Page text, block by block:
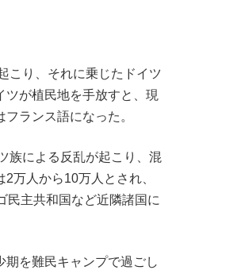
こり、それに乗じたドイツ
が植民地を手放すと、現
ランス語になった。
族による反乱が起こり、混
万人から10万人とされ、
民主共和国など近隣諸国に
を難民キャンプで過ごし